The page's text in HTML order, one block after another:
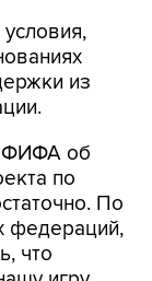
из
ФИФА об
по
По
федераций,
что